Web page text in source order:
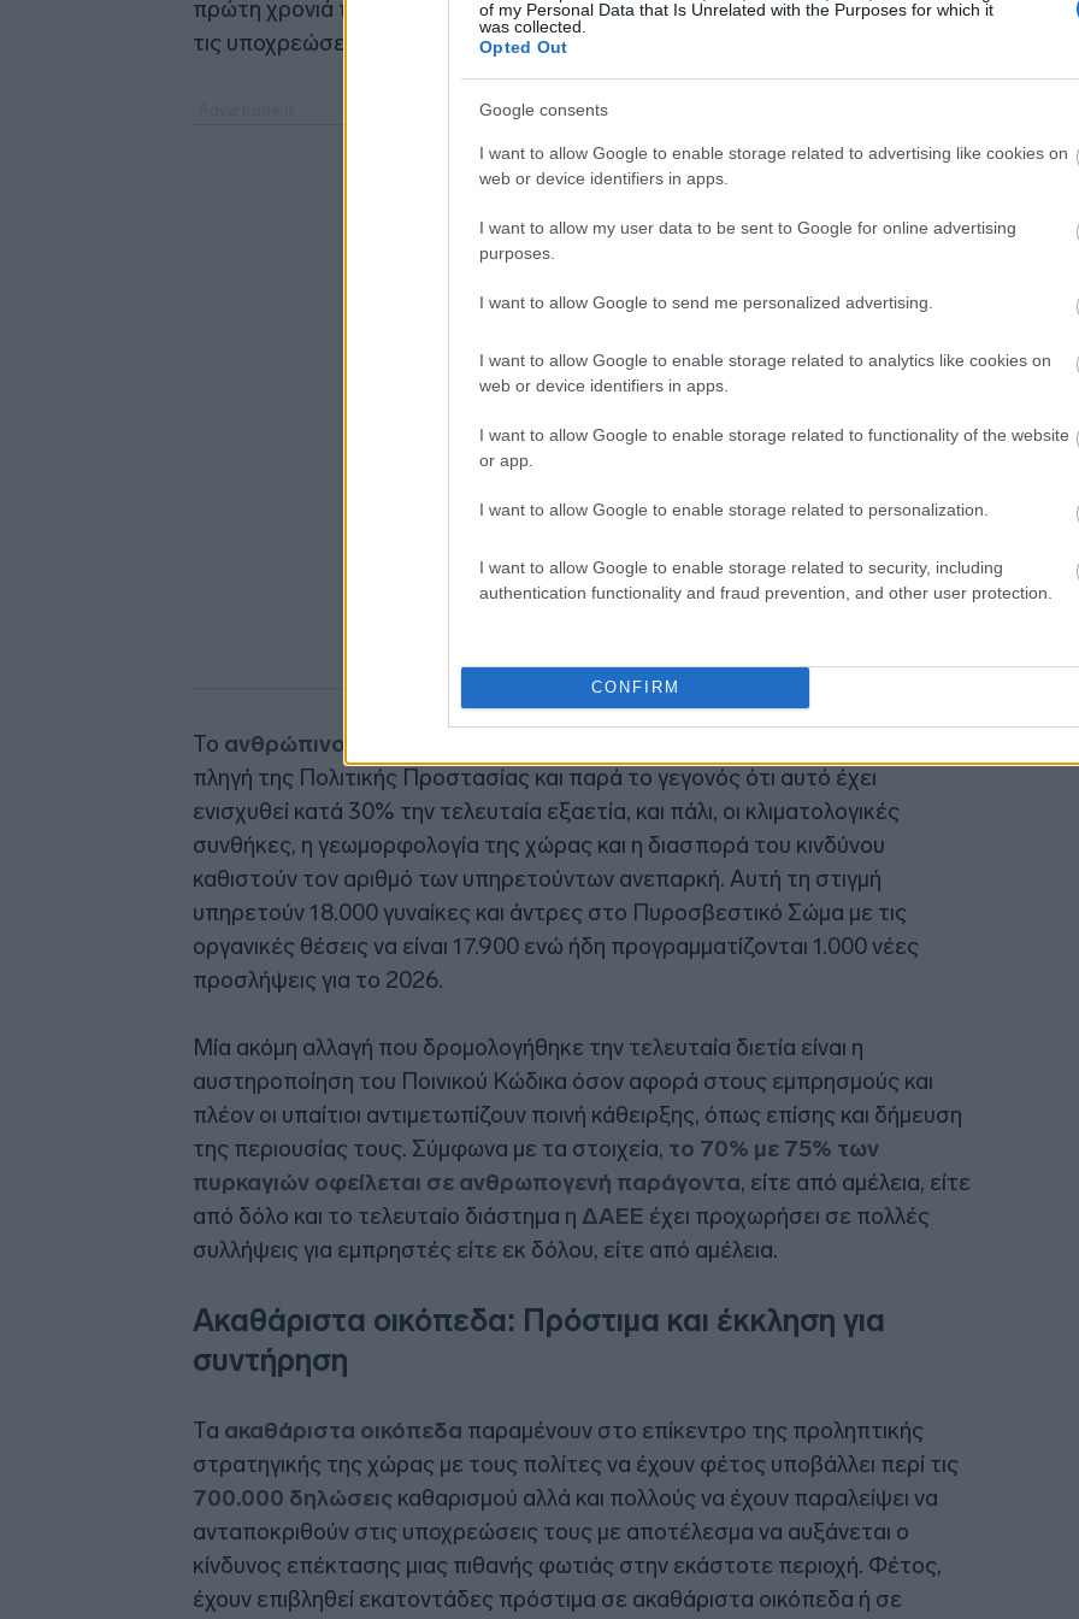
of my Personal Data that Is Unrelated with the Purposes for which it
was collected.
Opted Out
Google consents
I want to allow Google to enable storage related to advertising like cookies on
web or device identifiers in apps.
I want to allow my user data to be sent to Google for online advertising
purposes.
I want to allow Google to send me personalized advertising.
I want to allow Google to enable storage related to analytics like cookies on
web or device identifiers in apps.
I want to allow Google to enable storage related to functionality of the website
or app.
I want to allow Google to enable storage related to personalization.
I want to allow Google to enable storage related to security, including
authentication functionality and fraud prevention, and other user protection.
CONFIRM
πρώτη χρονιά που επιβλήθηκαν πρόστιμα σε όσους δεν συμμορφώθηκαν με
τις υποχρεώσεις κα-θαρισμού οικοπέδων.
Το ανθρώπινο δυναμικό του Πυροσβεστικού Σώματος
πληγή της Πολιτικής Προστασίας και παρά το γεγονός ότι αυτό έχει
ενισχυθεί κατά 30% την τελευταία εξαετία, και πάλι, οι κλιματολογικές
συνθήκες, η γεωμορφολογία της χώρας και η διασπορά του κινδύνου
καθιστούν τον αριθμό των υπηρετούντων ανεπαρκή. Αυτή τη στιγμή
υπηρετούν 18.000 γυναίκες και άντρες στο Πυροσβεστικό Σώμα με τις
οργανικές θέσεις να είναι 17.900 ενώ ήδη προγραμματίζονται 1.000 νέες
προσλήψεις για το 2026.
Μία ακόμη αλλαγή που δρομολογήθηκε την τελευταία διετία είναι η
αυστηροποίηση του Ποινικού Κώδικα όσον αφορά στους εμπρησμούς και
πλέον οι υπαίτιοι αντιμετωπίζουν ποινή κάθειρξης, όπως επίσης και δήμευση
της περιουσίας τους. Σύμφωνα με τα στοιχεία, το 70% με 75% των
πυρκαγιών οφείλεται σε ανθρωπογενή παράγοντα, είτε από αμέλεια, είτε
από δόλο και το τελευταίο διάστημα η ΔΑΕΕ έχει προχωρήσει σε πολλές
συλλήψεις για εμπρηστές είτε εκ δόλου, είτε από αμέλεια.
Ακαθάριστα οικόπεδα: Πρόστιμα και έκκληση για
συντήρηση
Τα ακαθάριστα οικόπεδα παραμένουν στο επίκεντρο της προληπτικής
στρατηγικής της χώρας με τους πολίτες να έχουν φέτος υποβάλλει περί τις
700.000 δηλώσεις καθαρισμού αλλά και πολλούς να έχουν παραλείψει να
ανταποκριθούν στις υποχρεώσεις τους με αποτέλεσμα να αυξάνεται ο
κίνδυνος επέκτασης μιας πιθανής φωτιάς στην εκάστοτε περιοχή. Φέτος,
έχουν επιβληθεί εκατοντάδες πρόστιμα σε ακαθάριστα οικόπεδα ή σε
08:00
23:58
23:50